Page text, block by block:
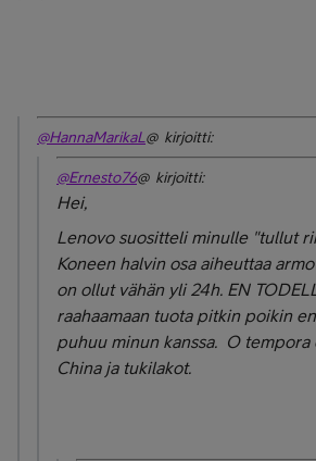
@HannaMarikaL @ kirjoitti:
@Ernesto76@ kirjoitti:
Hei,
Lenovo suositteli minulle "tullut
Koneen halvin osa aiheuttaa
on ollut vähän yli 24h. EN
raahaamaan tuota pitkin poikin
puhuu minun kanssa. O tempora
China ja tukilakot.